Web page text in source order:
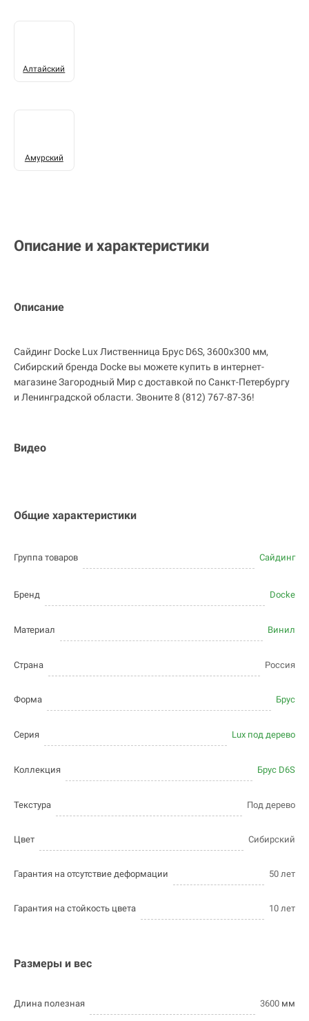
Алтайский
Амурский
Описание и характеристики
Описание
Сайдинг Docke Lux Лиственница Брус D6S, 3600х300 мм,
Сибирский бренда Docke вы можете купить в интернет-
магазине Загородный Мир с доставкой по Санкт-Петербургу
и Ленинградской области. Звоните 8 (812) 767-87-36!
Видео
Общие характеристики
Группа товаров Сайдинг
Бренд Docke
Материал Винил
Страна Россия
Форма Брус
Серия Lux под дерево
Коллекция Брус D6S
Текстура Под дерево
Цвет Сибирский
Гарантия на отсутствие деформации 50 лет
Гарантия на стойкость цвета 10 лет
Размеры и вес
Длина полезная 3600 мм